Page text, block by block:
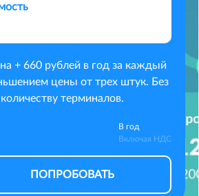
+ 660 рублей в год за каждый
цены от трех штук. Без
терминалов.
В год
Включая НДС
ПОПРОБОВАТЬ